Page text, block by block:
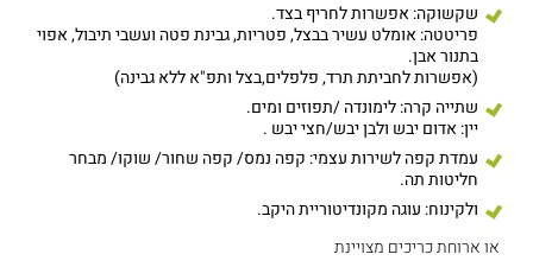
שקשוקה: אפשרות לחריף בצד.
פריטטה: אומלט עשיר בבצל, פטריות, גבינת פטה ועשבי תיבול, אפוי
בתנור אבן.
(אפשרות לחביתת תרד, פלפלים,בצל ותפ"א ללא גבינה)
שתייה קרה: לימונדה /תפוזים ומים.
יין: אדום יבש ולבן יבש/חצי יבש .
עמדת קפה לשירות עצמי: קפה נמס/ קפה שחור/ שוקו/ מבחר
חליטות תה.
ולקינוח: עוגה מקונדיטוריית היקב.
או ארוחת כריכים מצויינת